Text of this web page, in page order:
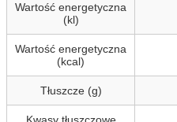
Wartość energetyczna
(kl)
Wartość energetyczna
(kcal)
Tłuszcze (g)